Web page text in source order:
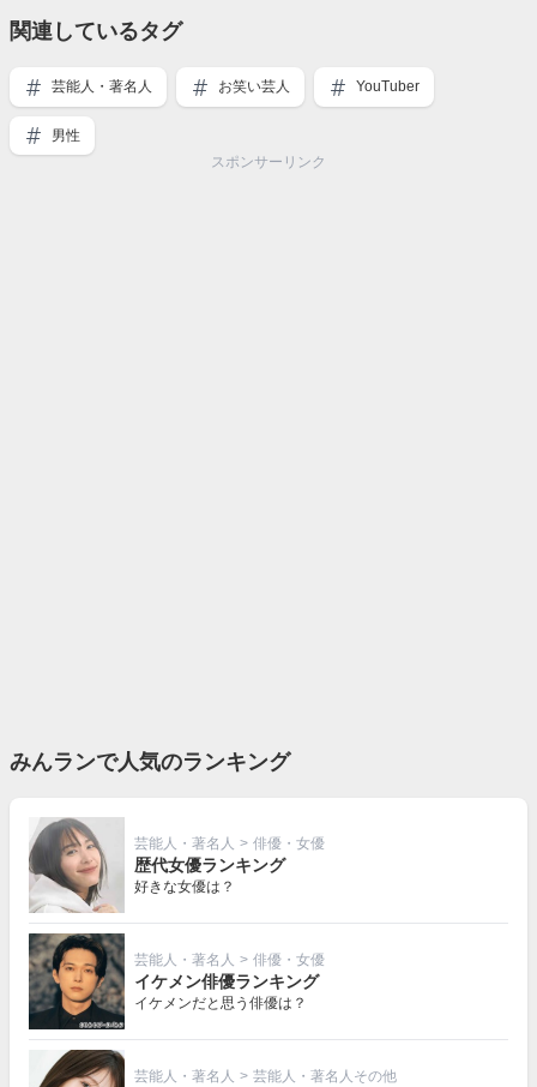
関連しているタグ
芸能人・著名人 お笑い芸人 YouTuber
男性
スポンサーリンク
みんランで人気のランキング
芸能人・著名人 > 俳優・女優
歴代女優ランキング
好きな女優は？
芸能人・著名人 > 俳優・女優
イケメン俳優ランキング
イケメンだと思う俳優は？
芸能人・著名人 > 芸能人・著名人その他